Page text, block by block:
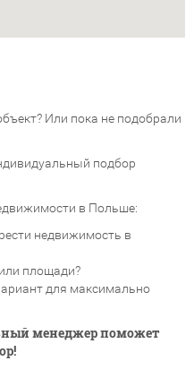
Или пока не подобрали
подбор
в Польше:
недвижимость в
площади?
для максимально
менеджер поможет